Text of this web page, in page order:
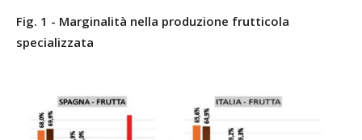
Fig. 1 - Marginalità nella produzione frutticola
specializzata